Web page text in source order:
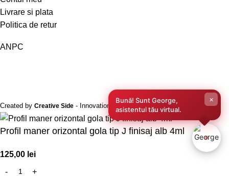
Livrare si plata
Politica de retur
ANPC
Created by Creative Side - Innovation Performance
Profil maner orizontal gola tip J finisaj alb 4ml
125,00 lei
Bună! Sunt George,
asistentul tău virtual.
×